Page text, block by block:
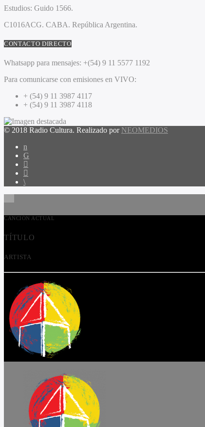
Estudios: Guido 1566.
C1016ACG. CABA. República Argentina.
CONTACTO DIRECTO
Whatsapp para mensajes: +(54) 9 11 5577 1192
Para comunicarse con emisiones en VIVO:
+ (54) 9 11 3987 4117
+ (54) 9 11 3987 4118
© 2018 Radio Cultura. Realizado por NEOMEDIOS
CANCIÓN ACTUAL
TÍTULO
ARTISTA